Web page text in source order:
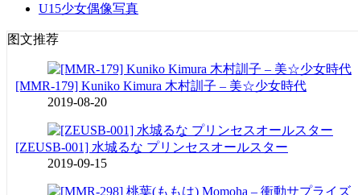
U15少女偶像写真
图文推荐
[MMR-179] Kuniko Kimura 木村訓子 – 美☆少女時代
2019-08-20
[ZEUSB-001] 水城るな プリンセスオールスター
2019-09-15